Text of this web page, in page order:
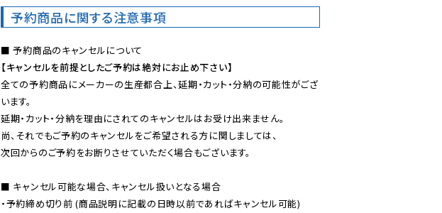
予約商品に関する注意事項
【キャンセルを前提としたご予約は絶対にお止め下さい】
全ての予約商品にメーカーの生産都合上、延期・カット・分納の可能性がござ
います。
延期・カット・分納を理由にされてのキャンセルはお受け出来ません。
尚、それでもご予約のキャンセルをご希望される方に関しましては、
次回からのご予約をお断りさせていただく場合もございます。
■ キャンセル可能な場合、キャンセル扱いとなる場合
・予約締め切り前 (商品説明に記載の日時以前であればキャンセル可能)